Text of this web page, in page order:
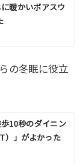
暖かいボアスウ
の冬眠に役立
10秒のダイニン
）」がよかった